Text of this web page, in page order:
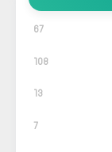
67
108
13
7